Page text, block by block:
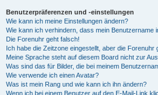
Benutzerpräferenzen und -einstellungen
Wie kann ich meine Einstellungen ändern?
Wie kann ich verhindern, dass mein Benutzername
Die Forenuhr geht falsch!
Ich habe die Zeitzone eingestellt, aber die Forenuhr
Meine Sprache steht auf diesem Board nicht zur
Was sind das für Bilder, die bei meinem
Wie verwende ich einen Avatar?
Was ist mein Rang und wie kann ich ihn ändern?
Wenn ich bei einem Benutzer auf den E-Mail-Link